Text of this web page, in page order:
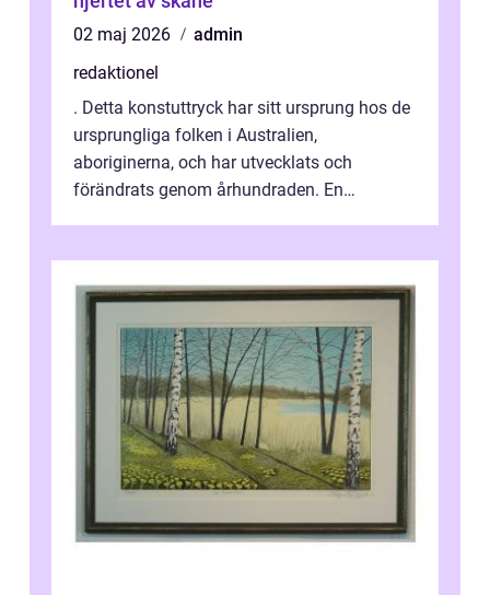
02 maj 2026
admin
redaktionel
. Detta konstuttryck har sitt ursprung hos de
ursprungliga folken i Australien,
aboriginerna, och har utvecklats och
förändrats genom århundraden. En